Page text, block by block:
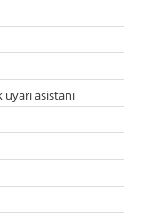
asistanı